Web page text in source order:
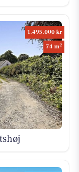
1.495.000 kr
74 m2